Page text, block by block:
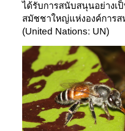
ได้รับการสนับสนุนอย่างเ
สมัชชาใหญ่แห่งองค์การส
(United Nations: UN)